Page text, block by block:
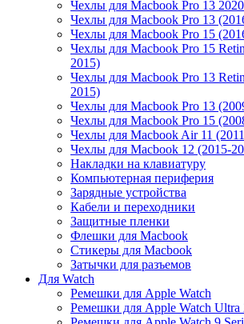
Чехлы для Macbook Pro 13
Чехлы для Macbook Pro 13
Чехлы для Macbook Pro 15
Чехлы для Macbook Pro 15
2015)
Чехлы для Macbook Pro 13
2015)
Чехлы для Macbook Pro 13
Чехлы для Macbook Pro 15
Чехлы для Macbook Air 11
Чехлы для Macbook 12 (2015-
Накладки на клавиатуру
Компьютерная периферия
Зарядные устройства
Кабели и переходники
Защитные пленки
Флешки для Macbook
Стикеры для Macbook
Затычки для разъемов
Для Watch
Ремешки для Apple Watch
Ремешки для Apple Watch Ultra